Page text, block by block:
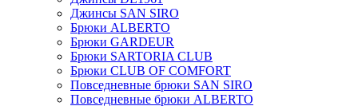
Джинсы SAN SIRO
Брюки ALBERTO
Брюки GARDEUR
Брюки SARTORIA CLUB
Брюки CLUB OF COMFORT
Повседневные брюки SAN SIRO
Повседневные брюки ALBERTO